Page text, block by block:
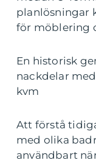
planlösningar
för möblering
En historisk
nackdelar
kvm
Att förstå
med olika
användbart